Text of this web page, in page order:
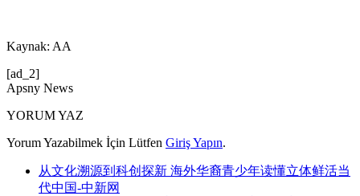
Kaynak: AA
[ad_2]
Apsny News
YORUM YAZ
Yorum Yazabilmek İçin Lütfen Giriş Yapın.
从文化溯源到科创探新 海外华裔青少年读懂立体鲜活当
代中国-中新网